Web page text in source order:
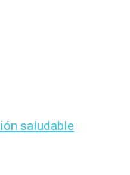
saludable